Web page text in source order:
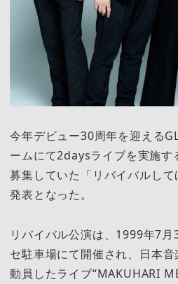
今年デビュー30周年を迎える
ームにて2daysライブを実施す
募集していた「リバイバルし
発表となった。
リバイバル公演は、1999年7
セ駐車場にて開催され、日本
動員したライブ“MAKUHARI